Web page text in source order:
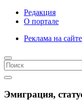
Редакция
О портале
Реклама на сайте
Эмиграция,